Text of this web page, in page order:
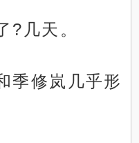
?几天。
季修岚几乎形